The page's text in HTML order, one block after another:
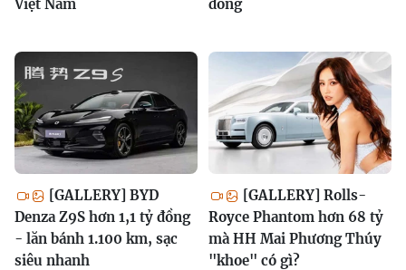
Việt Nam
đồng
[GALLERY] BYD
Denza Z9S hơn 1,1 tỷ đồng
- lăn bánh 1.100 km, sạc
siêu nhanh
[GALLERY] Rolls-
Royce Phantom hơn 68 tỷ
mà HH Mai Phương Thúy
"khoe" có gì?